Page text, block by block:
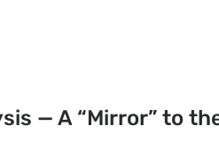
— A “Mirror” to